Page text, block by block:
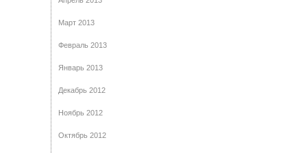
Март 2013
Февраль 2013
Январь 2013
Декабрь 2012
Ноябрь 2012
Октябрь 2012